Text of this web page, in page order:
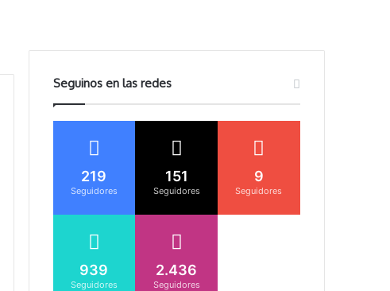
Seguinos en las redes
219
Seguidores
151
Seguidores
9
Seguidores
939
Seguidores
2.436
Seguidores